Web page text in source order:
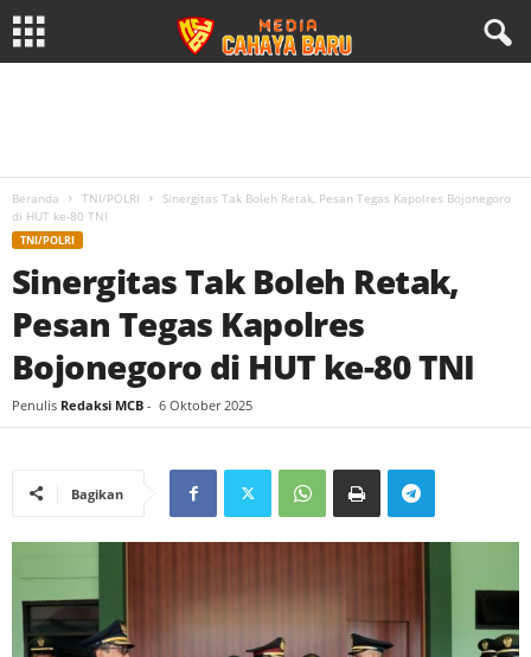
Beranda TNI/POLRI
Sinergitas Tak Boleh Retak, Pesan Tegas Kapolres Bojonegoro
di HUT ke-80 TNI
TNI/POLRI
Sinergitas Tak Boleh Retak,
Pesan Tegas Kapolres
Bojonegoro di HUT ke-80 TNI
Penulis Redaksi MCB - 6 Oktober 2025
Bagikan